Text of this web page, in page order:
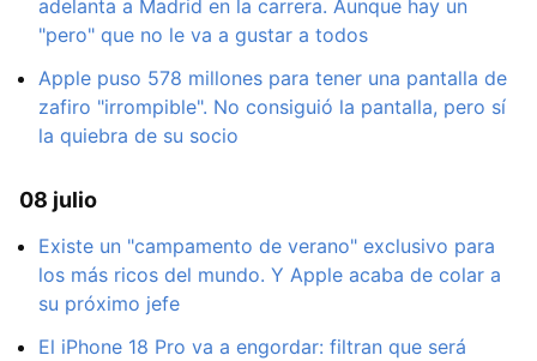
adelanta a Madrid en la carrera. Aunque hay un
"pero" que no le va a gustar a todos
Apple puso 578 millones para tener una pantalla de
zafiro "irrompible". No consiguió la pantalla, pero sí
la quiebra de su socio
08 julio
Existe un "campamento de verano" exclusivo para
los más ricos del mundo. Y Apple acaba de colar a
su próximo jefe
El iPhone 18 Pro va a engordar: filtran que será